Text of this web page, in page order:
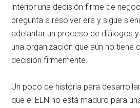
interior una decisión firme de
pregunta a resolver era y sigue
adelantar un proceso de diálogos
una organización que aún no tiene
decisión firmemente.
Un poco de historia para
que el ELN no está maduro para